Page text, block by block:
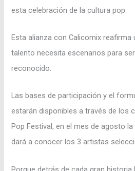
esta celebración de la cultura pop.
Esta alianza con Calicomix reafirma
talento necesita escenarios para
reconocido.
Las bases de participación y el
estarán disponibles a través de los
Pop Festival, en el mes de agosto
dará a conocer los 3 artistas